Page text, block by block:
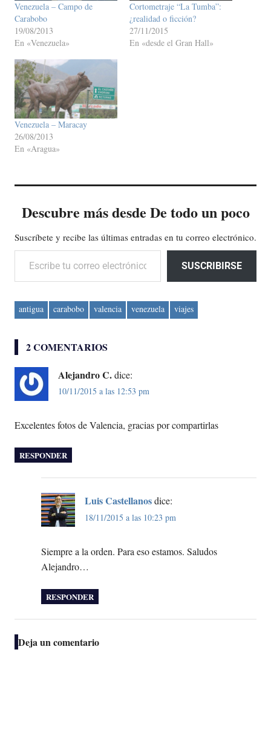
Venezuela – Campo de
Carabobo
19/08/2013
En «Venezuela»
Cortometraje “La Tumba”:
¿realidad o ficción?
27/11/2015
En «desde el Gran Hall»
Venezuela – Maracay
26/08/2013
En «Aragua»
Descubre más desde De todo un poco
Suscríbete y recibe las últimas entradas en tu correo electrónico.
Escribe tu correo electrónico…
SUSCRIBIRSE
antigua carabobo valencia venezuela viajes
2 COMENTARIOS
Alejandro C.dice:
10/11/2015 a las 12:53 pm
Excelentes fotos de Valencia, gracias por compartirlas
RESPONDER
Luis Castellanosdice:
18/11/2015 a las 10:23 pm
Siempre a la orden. Para eso estamos. Saludos
Alejandro…
RESPONDER
Deja un comentario